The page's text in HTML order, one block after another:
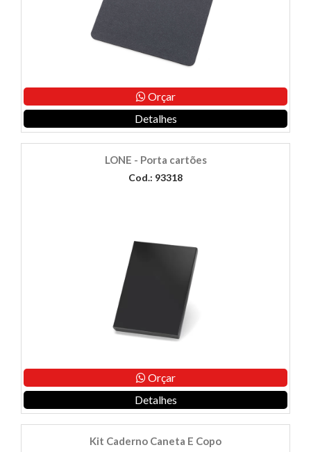
Orçar
Detalhes
LONE - Porta cartões
Cod.: 93318
Orçar
Detalhes
Kit Caderno Caneta E Copo